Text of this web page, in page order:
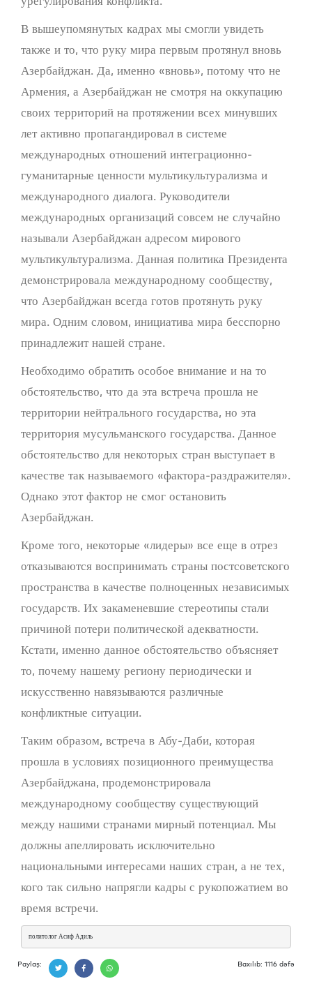
В вышеупомянутых кадрах мы смогли увидеть
также и то, что руку мира первым протянул вновь
Азербайджан. Да, именно «вновь», потому что не
Армения, а Азербайджан не смотря на оккупацию
своих территорий на протяжении всех минувших
лет активно пропагандировал в системе
международных отношений интеграционно-
гуманитарные ценности мультикультурализма и
международного диалога. Руководители
международных организаций совсем не случайно
называли Азербайджан адресом мирового
мультикультурализма. Данная политика Президента
демонстрировала международному сообществу,
что Азербайджан всегда готов протянуть руку
мира. Одним словом, инициатива мира бесспорно
принадлежит нашей стране.
Необходимо обратить особое внимание и на то
обстоятельство, что да эта встреча прошла не
территории нейтрального государства, но эта
территория мусульманского государства. Данное
обстоятельство для некоторых стран выступает в
качестве так называемого «фактора-раздражителя».
Однако этот фактор не смог остановить
Азербайджан.
Кроме того, некоторые «лидеры» все еще в отрез
отказываются воспринимать страны постсоветского
пространства в качестве полноценных независимых
государств. Их закаменевшие стереотипы стали
причиной потери политической адекватности.
Кстати, именно данное обстоятельство объясняет
то, почему нашему региону периодически и
искусственно навязываются различные
конфликтные ситуации.
Таким образом, встреча в Абу-Даби, которая
прошла в условиях позиционного преимущества
Азербайджана, продемонстрировала
международному сообществу существующий
между нашими странами мирный потенциал. Мы
должны апеллировать исключительно
национальными интересами наших стран, а не тех,
кого так сильно напрягли кадры с рукопожатием во
время встречи.
политолог Асиф Адиль
Paylaş: Baxılıb: 1116 dəfə